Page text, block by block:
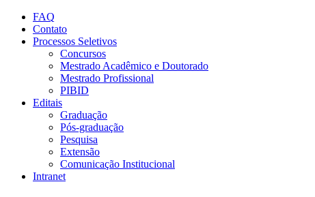
Conteúdo principal
FAQ
Contato
Processos Seletivos
Concursos
Mestrado Acadêmico e Doutorado
Mestrado Profissional
PIBID
Editais
Graduação
Pós-graduação
Pesquisa
Extensão
Comunicação Institucional
Intranet